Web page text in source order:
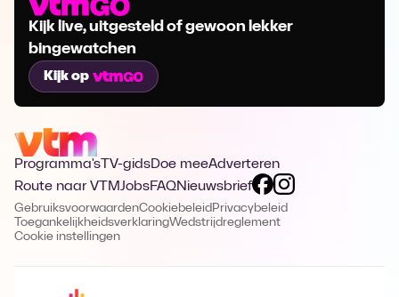
Kijk live, uitgesteld of gewoon lekker
bingewatchen
Kijk op
Programma's TV-gidsDoe meeAdverteren
Route naar VTMJobsFAQNieuwsbrief
GebruiksvoorwaardenCookiebeleid Privacybeleid
ToegankelijkheidsverklaringWedstrijdreglement
Cookie instellingen